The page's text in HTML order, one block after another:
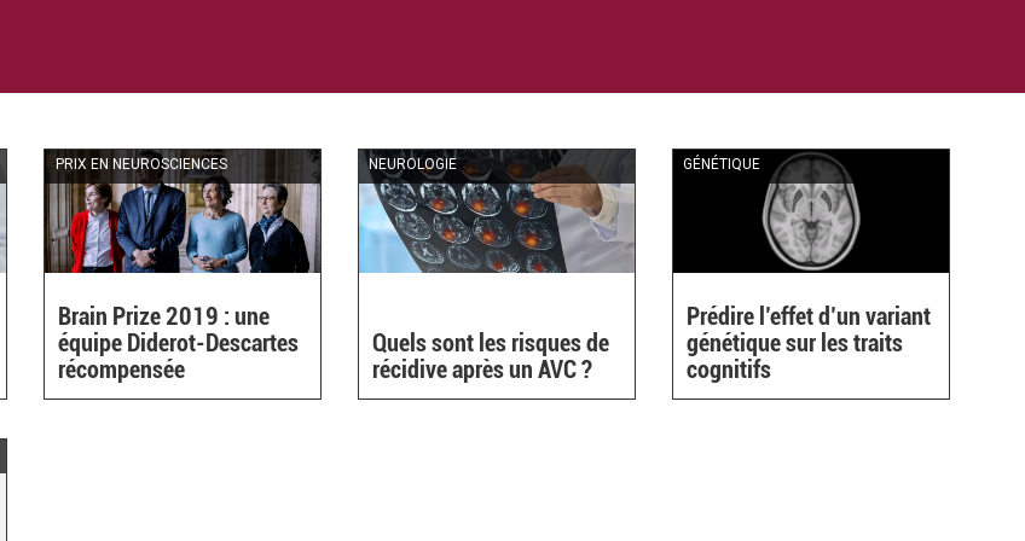
PRIX EN NEUROSCIENCES
Brain Prize 2019 : une
équipe Diderot-Descartes
récompensée
NEUROLOGIE
Quels sont les risques de
récidive après un AVC ?
GÉNÉTIQUE
Prédire l’effet d’un variant
génétique sur les traits
cognitifs